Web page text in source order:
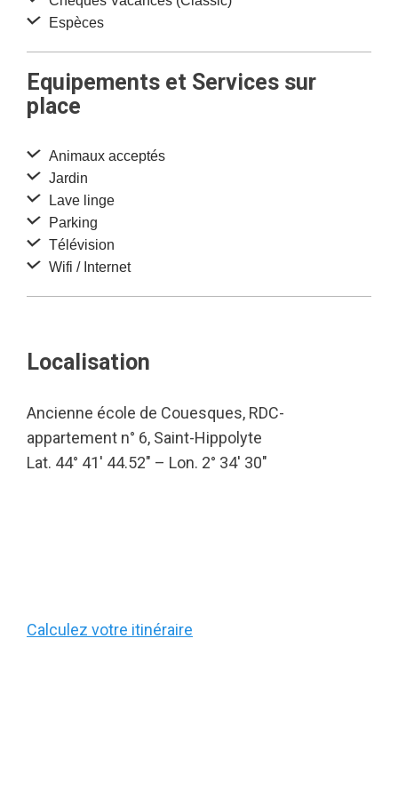
Espèces
Equipements et Services sur
place
Animaux acceptés
Jardin
Lave linge
Parking
Télévision
Wifi / Internet
Localisation
Ancienne école de Couesques, RDC-
appartement n° 6, Saint-Hippolyte
Lat. 44° 41′ 44.52″ – Lon. 2° 34′ 30″
Calculez votre itinéraire